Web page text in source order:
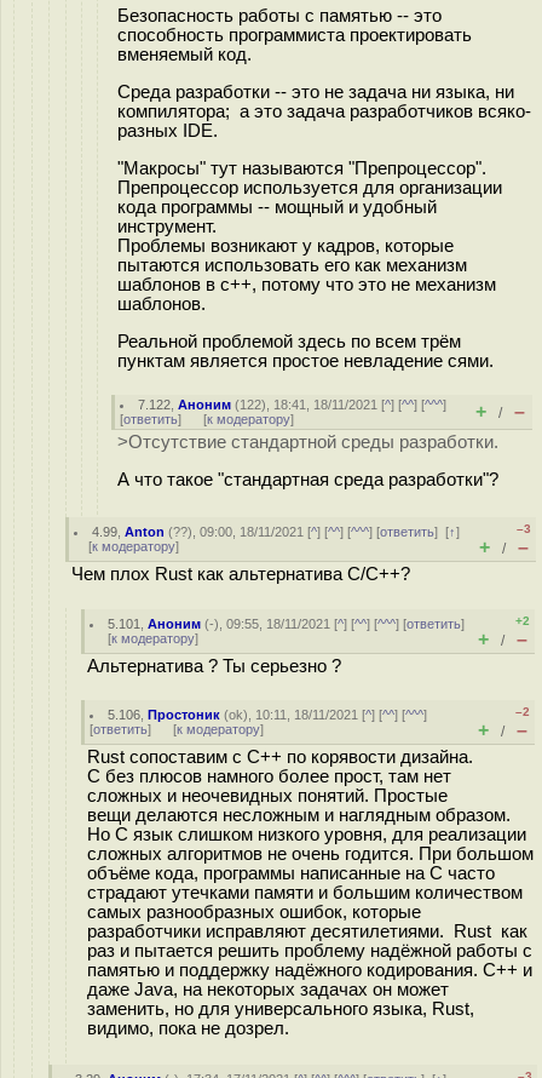
Безопасность работы с памятью -- это
способность программиста проектировать
вменяемый код.
Среда разработки -- это не задача ни языка, ни
компилятора; а это задача разработчиков всяко-
разных IDE.
"Макросы" тут называются "Препроцессор".
Препроцессор используется для организации
кода программы -- мощный и удобный
инструмент.
Проблемы возникают у кадров, которые
пытаются использовать его как механизм
шаблонов в c++, потому что это не механизм
шаблонов.
Реальной проблемой здесь по всем трём
пунктам является простое невладение сями.
7.122 ,Аноним (122), 18:41, 18/11/2021 [^] [^^] [^^^]
[ответить] [к модератору] + / –
>Отсутствие стандартной среды разработки.
А что такое "стандартная среда разработки"?
4.99 ,Anton (??), 09:00, 18/11/2021 [^] [^^] [^^^] [ответить][↑]
[к модератору]
–3
+ / –
Чем плох Rust как альтернатива C/C++?
5.101 ,Аноним (-), 09:55, 18/11/2021 [^] [^^] [^^^] [ответить]
[к модератору]
+2
+ / –
Альтернатива ? Ты серьезно ?
5.106 ,Простоник (ok), 10:11, 18/11/2021 [^] [^^] [^^^]
[ответить] [к модератору]
–2
+ / –
Rust сопоставим с С++ по корявости дизайна.
С без плюсов намного более прост, там нет
сложных и неочевидных понятий. Простые
вещи делаются несложным и наглядным образом.
Но С язык слишком низкого уровня, для реализации
сложных алгоритмов не очень годится. При большом
объёме кода, программы написанные на С часто
страдают утечками памяти и большим количеством
самых разнообразных ошибок, которые
разработчики исправляют десятилетиями. Rust как
раз и пытается решить проблему надёжной работы с
памятью и поддержку надёжного кодирования. С++ и
даже Java, на некоторых задачах он может
заменить, но для универсального языка, Rust,
видимо, пока не дозрел.